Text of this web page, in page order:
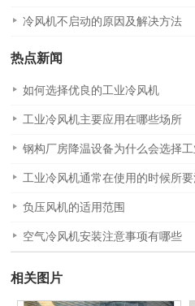
冷风机不启动的原因及解决方法
热点新闻
如何选择优良的工业冷风机
工业冷风机主要应用在哪些场所
钢构厂房降温设备为什么会选择
工业冷风机通常在使用的时候所
负压风机的适用范围
空气冷风机安装注意事项有哪些
相关图片